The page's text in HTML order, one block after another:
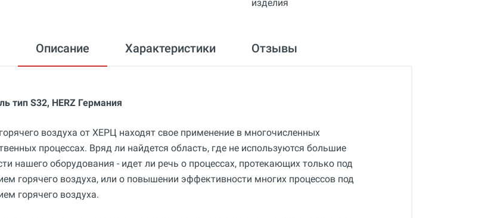
Описание Характеристики Отзывы
тип S32, HERZ Германия
воздуха от ХЕРЦ находят свое применение в многочисленных
процессах. Вряд ли найдется область, где не используются большие
нашего оборудования - идет ли речь о процессах, протекающих только под
горячего воздуха, или о повышении эффективности многих процессов под
горячего воздуха.